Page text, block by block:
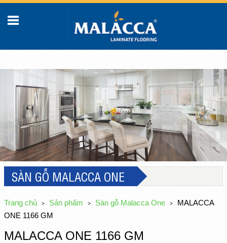
SÀN GỖ MALACCA ONE
Trang chủ Sản phẩm Sàn gỗ Malacca One
MALACCA
ONE 1166 GM
MALACCA ONE 1166 GM